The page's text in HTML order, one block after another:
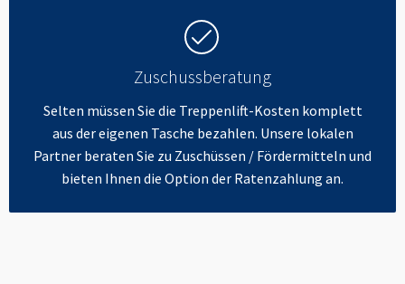
Zuschussberatung
Selten müssen Sie die Treppenlift-Kosten komplett
aus der eigenen Tasche bezahlen. Unsere lokalen
Partner beraten Sie zu Zuschüssen / Fördermitteln und
bieten Ihnen die Option der Ratenzahlung an.